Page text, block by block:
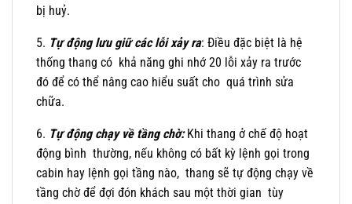
bị huỷ.
5. Tự động lưu giữ các lỗi xảy ra: Điều đặc biệt là hệ
thống thang có khả năng ghi nhớ 20 lỗi xảy ra trước
đó để có thể nâng cao hiểu suất cho quá trình sửa
chữa.
6. Tự động chạy về tầng chờ:Khi thang ở chế độ hoạt
động bình thường, nếu không có bất kỳ lệnh gọi trong
cabin hay lệnh gọi tầng nào, thang sẽ tự động chạy về
tầng chờ để đợi đón khách sau một thời gian tùy